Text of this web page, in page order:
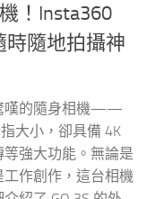
！Insta360
時隨地拍攝神
嘆的隨身相機——
大小，卻具備 4K
強大功能。無論是
作創作，這台相機